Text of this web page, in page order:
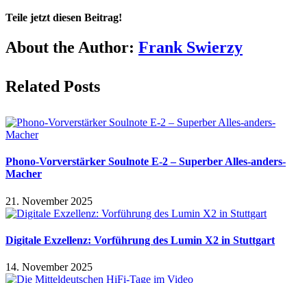
Teile jetzt diesen Beitrag!
Facebook
X
Reddit
LinkedIn
Pinterest
Vk
About the Author: Frank Swierzy
Related Posts
Phono-Vorverstärker Soulnote E-2 – Superber Alles-anders-
Macher
21. November 2025
Digitale Exzellenz: Vorführung des Lumin X2 in Stuttgart
14. November 2025